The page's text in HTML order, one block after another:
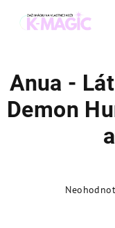
Anua -
Demon